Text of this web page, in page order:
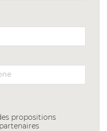
propositions